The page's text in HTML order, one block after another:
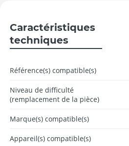
Caractéristiques
techniques
Référence(s) compatible(s)
Niveau de difficulté
(remplacement de la pièce)
Marque(s) compatible(s)
Appareil(s) compatible(s)